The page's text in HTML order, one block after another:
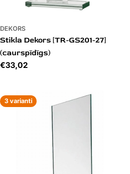
DEKORS
Stikla Dekors [TR-GS201-27]
(caurspīdīgs)
Cena
€33,02
3 varianti